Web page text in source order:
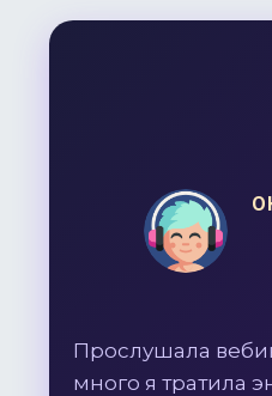
Прослушала
много я тратила